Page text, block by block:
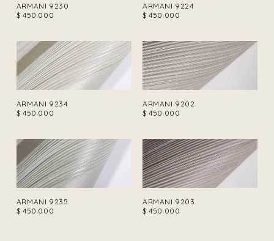
ARMANI 9230
$450.000
ARMANI 9224
$450.000
ARMANI 9234
$450.000
ARMANI 9202
$450.000
ARMANI 9235
$450.000
ARMANI 9203
$450.000